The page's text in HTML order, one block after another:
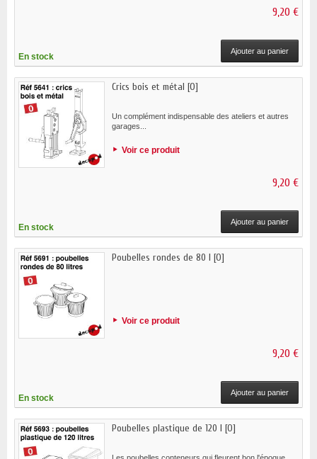
9,20 €
En stock
Ajouter au panier
Crics bois et métal [O]
Un complément indispensable des ateliers et autres
garages...
Voir ce produit
9,20 €
En stock
Ajouter au panier
Poubelles rondes de 80 l [O]
Voir ce produit
9,20 €
En stock
Ajouter au panier
Poubelles plastique de 120 l [O]